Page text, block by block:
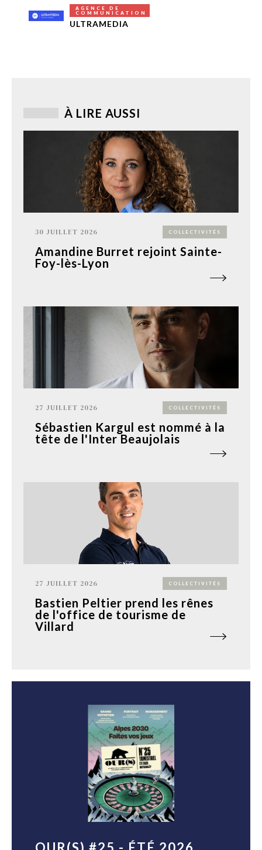
AGENCE DE
COMMUNICATION
ULTRAMEDIA
À LIRE AUSSI
30 JUILLET 2026 COLLECTIVITÉS
Amandine Burret rejoint Sainte-
Foy-lès-Lyon
27 JUILLET 2026 COLLECTIVITÉS
Sébastien Kargul est nommé à la
tête de l'Inter Beaujolais
27 JUILLET 2026 COLLECTIVITÉS
Bastien Peltier prend les rênes
de l'office de tourisme de
Villard